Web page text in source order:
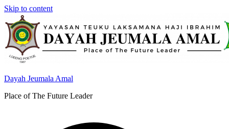
Skip to content
Dayah Jeumala Amal
Place of The Future Leader